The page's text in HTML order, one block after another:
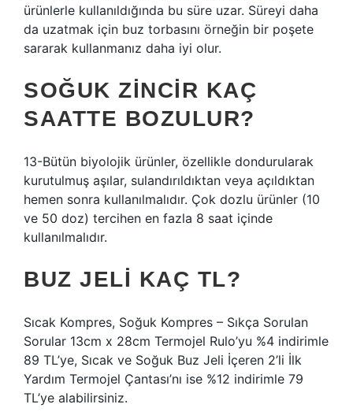
ürünlerle kullanıldığında bu süre uzar. Süreyi daha
da uzatmak için buz torbasını örneğin bir poşete
sararak kullanmanız daha iyi olur.
SOĞUK ZINCIR KAÇ
SAATTE BOZULUR?
13-Bütün biyolojik ürünler, özellikle dondurularak
kurutulmuş aşılar, sulandırıldıktan veya açıldıktan
hemen sonra kullanılmalıdır. Çok dozlu ürünler (10
ve 50 doz) tercihen en fazla 8 saat içinde
kullanılmalıdır.
BUZ JELI KAÇ TL?
Sıcak Kompres, Soğuk Kompres – Sıkça Sorulan
Sorular 13cm x 28cm Termojel Rulo’yu %4 indirimle
89 TL’ye, Sıcak ve Soğuk Buz Jeli İçeren 2’li İlk
Yardım Termojel Çantası’nı ise %12 indirimle 79
TL’ye alabilirsiniz.